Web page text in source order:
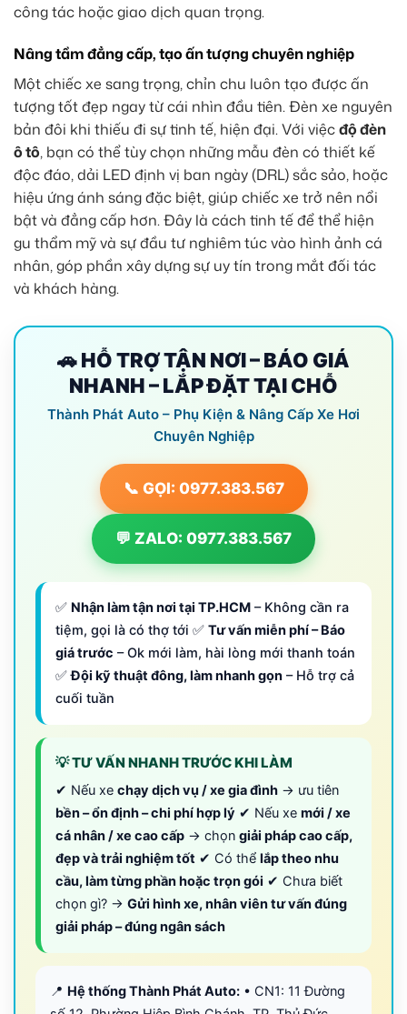
công tác hoặc giao dịch quan trọng.
Nâng tầm đẳng cấp, tạo ấn tượng chuyên nghiệp
Một chiếc xe sang trọng, chỉn chu luôn tạo được ấn
tượng tốt đẹp ngay từ cái nhìn đầu tiên. Đèn xe nguyên
bản đôi khi thiếu đi sự tinh tế, hiện đại. Với việcđộ đèn
ô tô, bạn có thể tùy chọn những mẫu đèn có thiết kế
độc đáo, dải LED định vị ban ngày (DRL) sắc sảo, hoặc
hiệu ứng ánh sáng đặc biệt, giúp chiếc xe trở nên nổi
bật và đẳng cấp hơn. Đây là cách tinh tế để thể hiện
gu thẩm mỹ và sự đầu tư nghiêm túc vào hình ảnh cá
nhân, góp phần xây dựng sự uy tín trong mắt đối tác
và khách hàng.
🚗 HỖ TRỢ TẬN NƠI – BÁO GIÁ
NHANH – LẮP ĐẶT TẠI CHỖ
Thành Phát Auto – Phụ Kiện & Nâng Cấp Xe Hơi
Chuyên Nghiệp
📞 GỌI: 0977.383.567
💬 ZALO: 0977.383.567
✅ Nhận làm tận nơi tại TP.HCM – Không cần ra
tiệm, gọi là có thợ tới ✅ Tư vấn miễn phí – Báo
giá trước – Ok mới làm, hài lòng mới thanh toán
✅Đội kỹ thuật đông, làm nhanh gọn – Hỗ trợ cả
cuối tuần
💡 TƯ VẤN NHANH TRƯỚC KHI LÀM
✔ Nếu xe chạy dịch vụ / xe gia đình → ưu tiên
bền – ổn định – chi phí hợp lý ✔ Nếu xe mới / xe
cá nhân / xe cao cấp → chọn giải pháp cao cấp,
đẹp và trải nghiệm tốt ✔ Có thể lắp theo nhu
cầu, làm từng phần hoặc trọn gói ✔ Chưa biết
chọn gì? → Gửi hình xe, nhân viên tư vấn đúng
giải pháp – đúng ngân sách
📍 Hệ thống Thành Phát Auto: • CN1: 11 Đường